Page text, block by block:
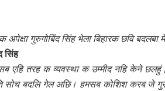
अपेक्षा गुरुगोबिंद सिंह भेला बिहारक छवि
सिंह
एहि तरह क व्यवस्था क उम्मीद नहि केने
सोच बदलि गेल अछि। हमसब कोशिश करब जे